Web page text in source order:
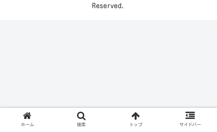
Reserved.
ホーム 検索 トップ サイドバー